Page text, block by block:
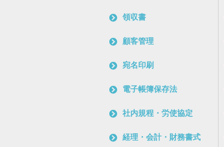
領収書
顧客管理
宛名印刷
電子帳簿保存法
社内規程・労使協定
経理・会計・財務書式